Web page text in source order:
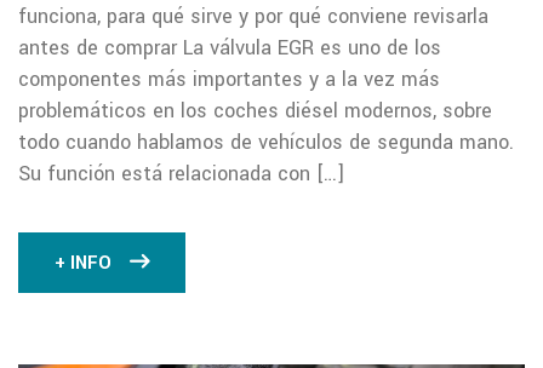
funciona, para qué sirve y por qué conviene revisarla
antes de comprar La válvula EGR es uno de los
componentes más importantes y a la vez más
problemáticos en los coches diésel modernos, sobre
todo cuando hablamos de vehículos de segunda mano.
Su función está relacionada con […]
+ INFO